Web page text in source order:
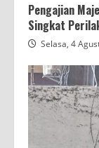
Pengajian
Singkat
Selasa, 4